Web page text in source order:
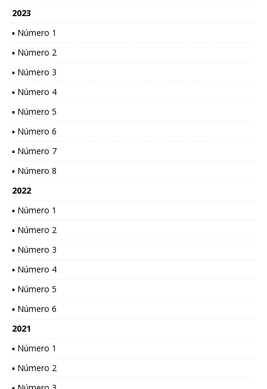
2023
▪ Número 1
▪ Número 2
▪ Número 3
▪ Número 4
▪ Número 5
▪ Número 6
▪ Número 7
▪ Número 8
2022
▪ Número 1
▪ Número 2
▪ Número 3
▪ Número 4
▪ Número 5
▪ Número 6
2021
▪ Número 1
▪ Número 2